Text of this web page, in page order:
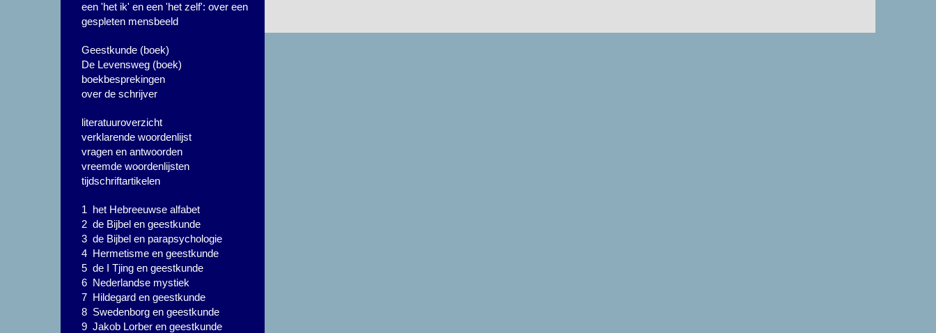
een 'het ik' en een 'het zelf': over een
gespleten mensbeeld
Geestkunde (boek)
De Levensweg (boek)
boekbesprekingen
over de schrijver
literatuuroverzicht
verklarende woordenlijst
vragen en antwoorden
vreemde woordenlijsten
tijdschriftartikelen
1 het Hebreeuwse alfabet
2 de Bijbel en geestkunde
3 de Bijbel en parapsychologie
4 Hermetisme en geestkunde
5 de I Tjing en geestkunde
6 Nederlandse mystiek
7 Hildegard en geestkunde
8 Swedenborg en geestkunde
9 Jakob Lorber en geestkunde